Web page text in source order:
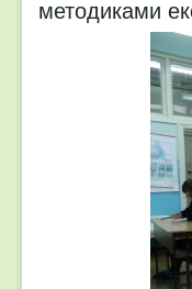
методиками